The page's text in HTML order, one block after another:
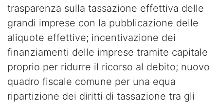
trasparenza sulla tassazione effettiva delle
grandi imprese con la pubblicazione delle
aliquote effettive; incentivazione dei
finanziamenti delle imprese tramite capitale
proprio per ridurre il ricorso al debito; nuovo
quadro fiscale comune per una equa
ripartizione dei diritti di tassazione tra gli